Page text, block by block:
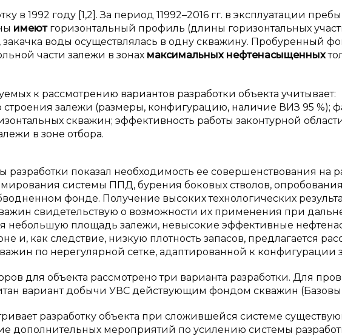
в 1992 году [1,2]. За период 11992–2016 гг. в эксплуатации
имеют горизонтальный профиль (длины горизонтальных
закачка воды осуществлялась в одну скважину. Пробуренный
части залежи в зонах максимальных нефтенасыщенных
к рассмотрению вариантов разработки объекта учитывает:
строения залежи (размеры, конфигурацию, наличие ВИЗ 95 %);
скважин; эффективность работы законтурной
в зоне отбора.
разработки показал необходимость ее совершенствования на
системы ППД, бурения боковых стволов, опробования
фонде. Получение высоких технологических
свидетельствую о возможности их применения при
небольшую площадь залежи, невысокие эффективные
и, как следствие, низкую плотность запасов, предлагается
по нерегулярной сетке, адаптированной к конфигурации
для объекта рассмотрено три варианта разработки. Для
вариант добычи УВС действующим фондом скважин
разработку объекта при сложившейся системе
дополнительных мероприятий по усилению системы